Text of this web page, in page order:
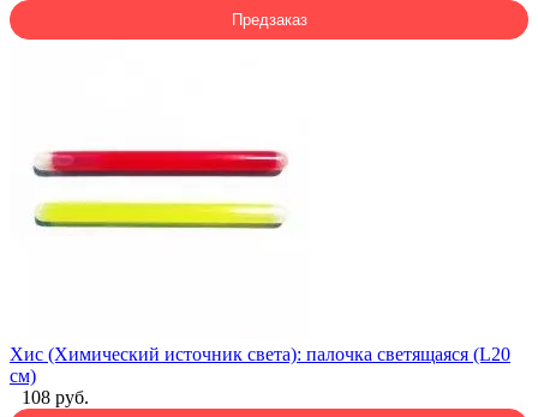
Предзаказ
Хис (Химический источник света): палочка светящаяся (L20
см)
108 руб.